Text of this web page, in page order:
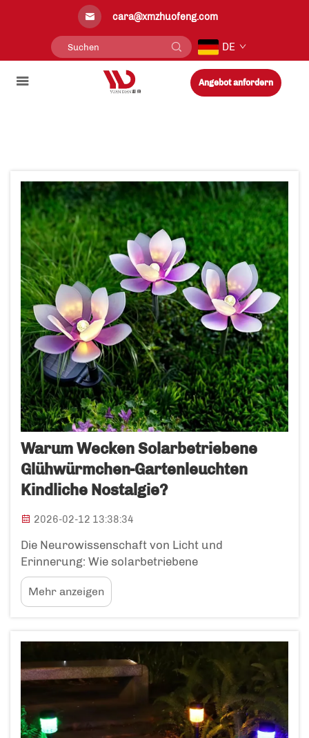
cara@xmzhuofeng.com
DE
Angebot anfordern
Warum Wecken Solarbetriebene
Glühwürmchen-Gartenleuchten
Kindliche Nostalgie?
2026-02-12 13:38:34
Die Neurowissenschaft von Licht und
Erinnerung: Wie solarbetriebene
Glühwürmchen-Gartenleuchten Nostalgie
auslösen – Flackern, Wärme und sanftes
Leuchten als neurochemische Reize für
Gartenleuchten, die wie Glühwürmchen
aussehen, bewirken tatsächlich Folgendes...
Mehr anzeigen